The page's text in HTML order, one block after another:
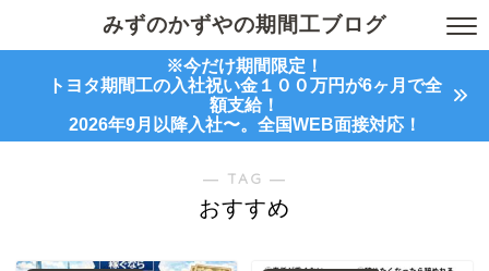
みずのかずやの期間工ブログ
※今だけ期間限定！
トヨタ期間工の入社祝い金１００万円が6ヶ月で全
額支給！
2026年9月以降入社〜。全国WEB面接対応！
― TAG ―
おすすめ